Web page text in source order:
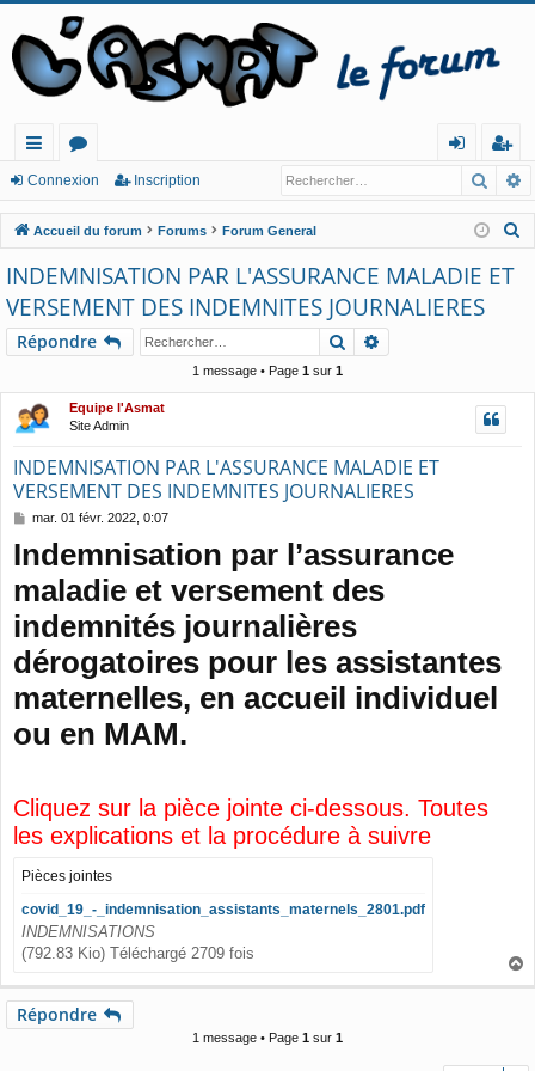
ac
co
ur
cis
or
u
m
s
n
ne
xi
ns
cri
pt
io
Connexion Inscription
Accueil du forum Forums Forum General
INDEMNISATION PAR L'ASSURANCE MALADIE ET
VERSEMENT DES INDEMNITES JOURNALIERES
Répondre Rechercher
1 message • Page 1 sur 1
Equipe l'Asmat
Site Admin
INDEMNISATION PAR L'ASSURANCE MALADIE ET
VERSEMENT DES INDEMNITES JOURNALIERES
M
s
s
a
g
e
mar. 01 févr. 2022, 0:07
Indemnisation par l’assurance
maladie et versement des
indemnités journalières
dérogatoires pour les assistantes
maternelles, en accueil individuel
ou en MAM.
Cliquez sur la pièce jointe ci-dessous. Toutes
les explications et la procédure à suivre
Pièces jointes
covid_19_-_indemnisation_assistants_maternels_2801.pdf
INDEMNISATIONS
(792.83 Kio) Téléchargé 2709 fois
a
Répondre
1 message • Page 1 sur 1